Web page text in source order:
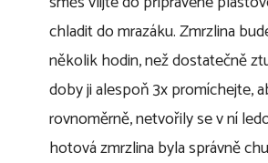
chladit do mrazáku. Zmrzlina
několik hodin, než dostatečně
doby ji alespoň 3x promíchejte,
rovnoměrně, netvořily se v ní
hotová zmrzlina byla správně